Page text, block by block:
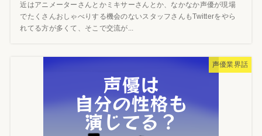
近はアニメーターさんとかミキサーさんとか、なかなか声優が現場
でたくさんおしゃべりする機会のないスタッフさんもTwitterをやら
れてる方が多くて、そこで交流が...
声優業界話